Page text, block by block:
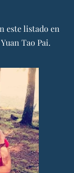
este listado en
Tao Pai.